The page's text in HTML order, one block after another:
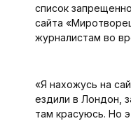
список
сайта
журналистам во
«Я нахожусь на
ездили в Лондон,
там красуюсь. Но